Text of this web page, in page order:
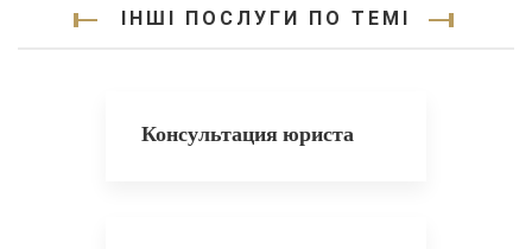
ІНШІ ПОСЛУГИ ПО ТЕМІ
Консультация юриста